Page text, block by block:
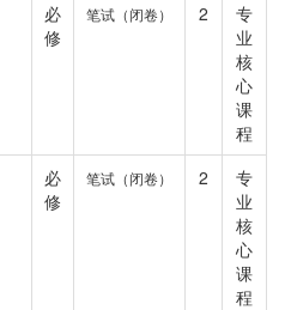
必
修
笔试（闭卷） 2
专
业
核
心
课
程
必
修
笔试（闭卷） 2
专
业
核
心
课
程